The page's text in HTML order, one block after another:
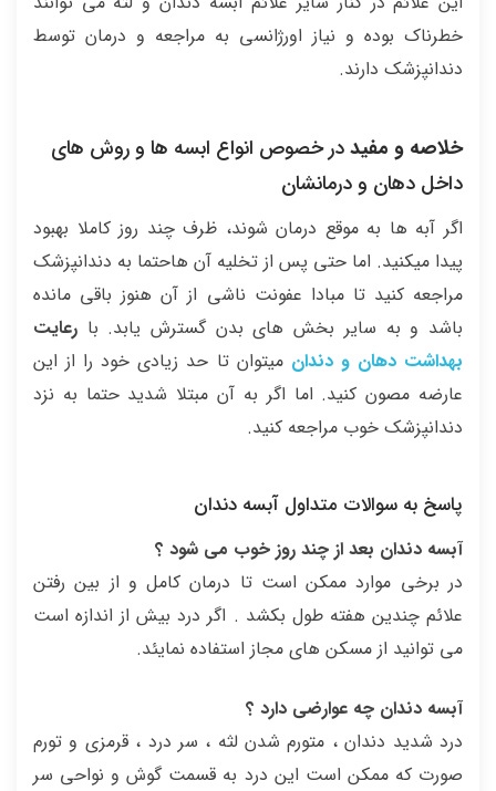
خطرناک بوده و نیاز اورژانسی به مراجعه و درمان توسط
دندانپزشک دارند.
خلاصه و مفیددر خصوص انواع ابسه ها و روش های
داخل دهان و درمانشان
اگر آبه ها به موقع درمان شوند، ظرف چند روز کاملا بهبود
پیدا میکنید. اما حتی پس از تخلیه آن هاحتما به دندانپزشک
مراجعه کنید تا مبادا عفونت ناشی از آن هنوز باقی مانده
باشد و به سایر بخش های بدن گسترش یابد. با رعایت
بهداشت دهان و دندان میتوان تا حد زیادی خود را از این
عارضه مصون کنید. اما اگر به آن مبتلا شدید حتما به نزد
دندانپزشک خوب مراجعه کنید.
پاسخ به سوالات متداول آبسه دندان
آبسه دندان بعد از چند روز خوب می شود ؟
در برخی موارد ممکن است تا درمان کامل و از بین رفتن
علائم چندین هفته طول بکشد . اگر درد بیش از اندازه است
می توانید از مسکن های مجاز استفاده نمایئد.
آبسه دندان چه عوارضی دارد ؟
درد شدید دندان ، متورم شدن لثه ، سر درد ، قرمزی و تورم
صورت که ممکن است این درد به قسمت گوش و نواحی سر